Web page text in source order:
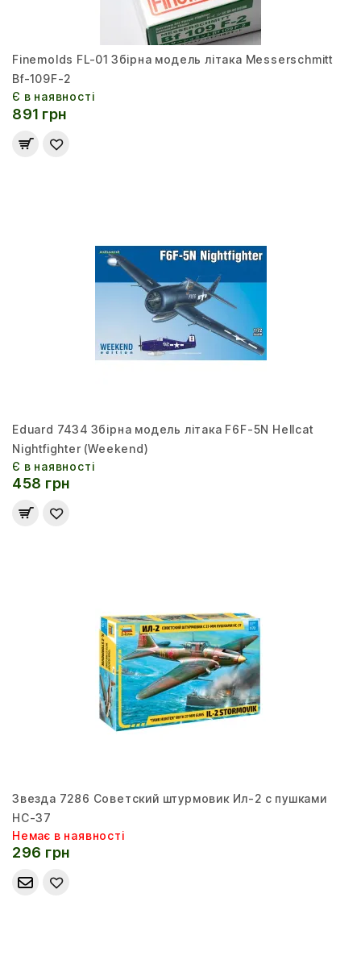
Finemolds FL-01 Збірна модель літака Messerschmitt
Bf-109F-2
Є в наявності
891 грн
Eduard 7434 Збірна модель літака F6F-5N Hellcat
Nightfighter (Weekend)
Є в наявності
458 грн
Звезда 7286 Советский штурмовик Ил-2 с пушками
НС-37
Немає в наявності
296 грн